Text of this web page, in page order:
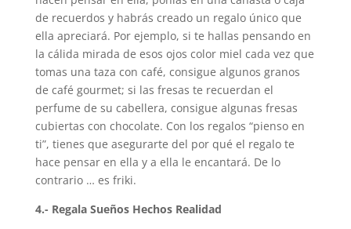
de recuerdos y habrás creado un regalo único que
ella apreciará. Por ejemplo, si te hallas pensando en
la cálida mirada de esos ojos color miel cada vez que
tomas una taza con café, consigue algunos granos
de café gourmet; si las fresas te recuerdan el
perfume de su cabellera, consigue algunas fresas
cubiertas con chocolate. Con los regalos “pienso en
ti”, tienes que asegurarte del por qué el regalo te
hace pensar en ella y a ella le encantará. De lo
contrario … es friki.
4.- Regala Sueños Hechos Realidad